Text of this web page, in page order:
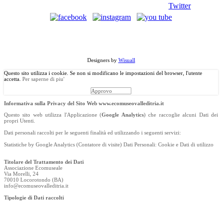
Twitter
Designers by Wisuall
Questo sito utilizza i cookie. Se non si modificano le impostazioni del browser, l'utente
accetta. Per saperne di piu'
Approvo
Informativa sulla Privacy del Sito Web www.ecomuseovalleditria.it
Questo sito web utilizza l'Applicazione (Google Analytics) che raccoglie alcuni Dati dei
propri Utenti.
Dati personali raccolti per le seguenti finalità ed utilizzando i seguenti servizi:
Statistiche by Google Analytics (Contatore di visite) Dati Personali: Cookie e Dati di utilizzo
Titolare del Trattamento dei Dati
Associazione Ecomuseale
Via Morelli, 24
70010 Locorotondo (BA)
info@ecomuseovalleditria.it
Tipologie di Dati raccolti